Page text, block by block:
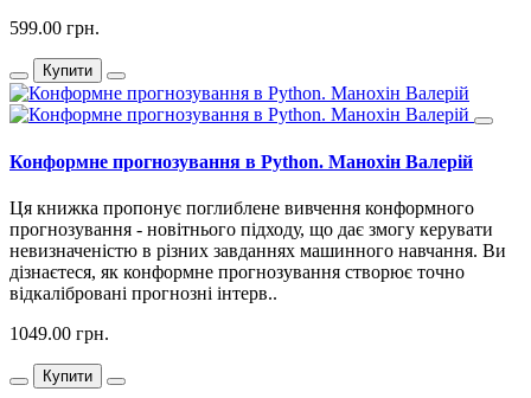
599.00 грн.
Купити
Конформне прогнозування в Python. Манохін Валерій
Ця книжка пропонує поглиблене вивчення конформного
прогнозування - новітнього підходу, що дає змогу керувати
невизначеністю в різних завданнях машинного навчання. Ви
дізнаєтеся, як конформне прогнозування створює точно
відкалібровані прогнозні інтерв..
1049.00 грн.
Купити